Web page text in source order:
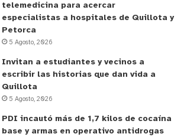
telemedicina para acercar
especialistas a hospitales de Quillota y
Petorca
5 Agosto, 2026
Invitan a estudiantes y vecinos a
escribir las historias que dan vida a
Quillota
5 Agosto, 2026
PDI incautó más de 1,7 kilos de cocaína
base y armas en operativo antidrogas